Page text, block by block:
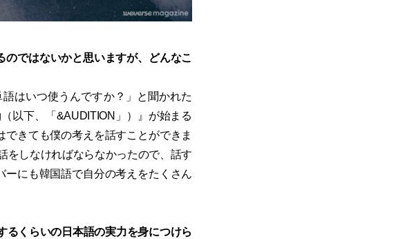
ではないかと思いますが、どんなこ
はいつ使うんですか？」と聞かれた
以下、「&AUDITION」）』が始まる
きても僕の考えを話すことができま
をしなければならなかったので、話す
ーにも韓国語で自分の考えをたくさん
くらいの日本語の実力を身につけら